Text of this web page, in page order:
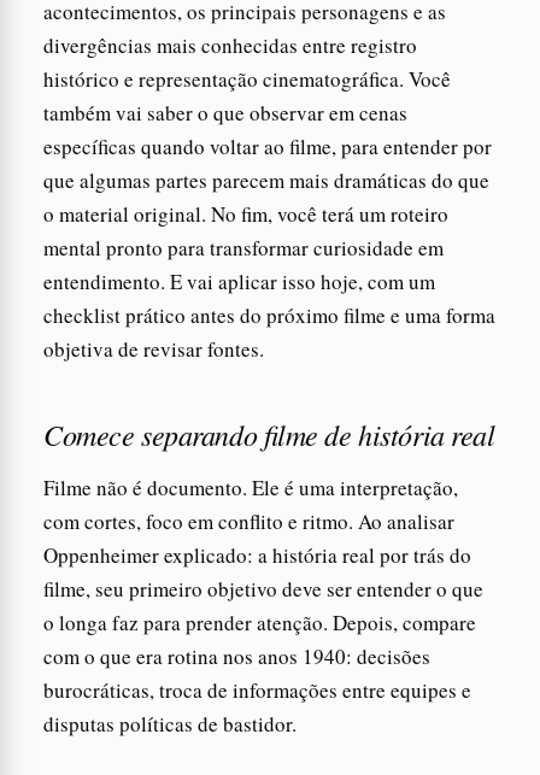
acontecimentos, os principais personagens e as
divergências mais conhecidas entre registro
histórico e representação cinematográfica. Você
também vai saber o que observar em cenas
específicas quando voltar ao filme, para entender por
que algumas partes parecem mais dramáticas do que
o material original. No fim, você terá um roteiro
mental pronto para transformar curiosidade em
entendimento. E vai aplicar isso hoje, com um
checklist prático antes do próximo filme e uma forma
objetiva de revisar fontes.
Comece separando filme de história real
Filme não é documento. Ele é uma interpretação,
com cortes, foco em conflito e ritmo. Ao analisar
Oppenheimer explicado: a história real por trás do
filme, seu primeiro objetivo deve ser entender o que
o longa faz para prender atenção. Depois, compare
com o que era rotina nos anos 1940: decisões
burocráticas, troca de informações entre equipes e
disputas políticas de bastidor.